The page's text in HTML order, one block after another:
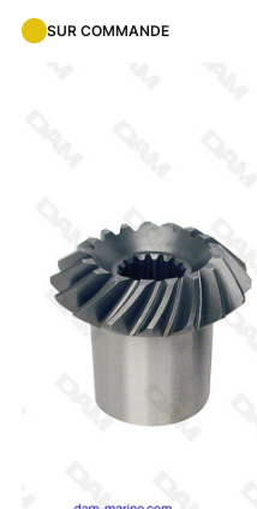
SUR COMMANDE